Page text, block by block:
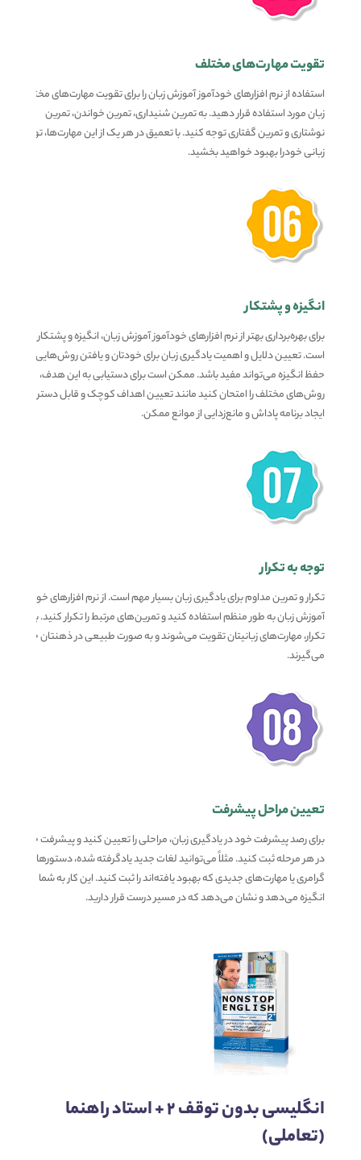
تقویت مهارت‌های مختلف
استفاده از نرم افزارهای خودآموز آموزش زبان را برای تقویت مهارت‌های مختلف
زبان مورد استفاده قرار دهید. به تمرین شنیداری، تمرین خواندن، تمرین
نوشتاری و تمرین گفتاری توجه کنید. با تعمیق در هر یک از این مهارت‌ها، توانایی
زبانی خودرا بهبود خواهید بخشید.
انگیزه و پشتکار
برای بهره‌برداری بهتر از نرم افزارهای خودآموز آموزش زبان، انگیزه و پشتکار لازم
است. تعیین دلایل و اهمیت یادگیری زبان برای خودتان و یافتن روش‌هایی برای
حفظ انگیزه می‌تواند مفید باشد. ممکن است برای دستیابی به این هدف،
روش‌های مختلف را امتحان کنید مانند تعیین اهداف کوچک و قابل دسترس،
ایجاد برنامه پاداش و مانع‌زدایی از موانع ممکن.
توجه به تکرار
تکرار و تمرین مداوم برای یادگیری زبان بسیار مهم است. از نرم افزارهای خودآموز
آموزش زبان به طور منظم استفاده کنید و تمرین‌های مرتبط را تکرار کنید. با
تکرار، مهارت‌های زبانیتان تقویت می‌شوند و به صورت طبیعی در ذهنتان جا
می‌گیرند.
تعیین مراحل پیشرفت
برای رصد پیشرفت خود در یادگیری زبان، مراحلی را تعیین کنید و پیشرفت خود را
در هر مرحله ثبت کنید. مثلاً می‌توانید لغات جدید یادگرفته شده، دستورهای
گرامری یا مهارت‌های جدیدی که بهبود یافته‌اند را ثبت کنید. این کار به شما
انگیزه می‌دهد و نشان می‌دهد که در مسیر درست قرار دارید.
انگلیسی بدون توقف 2 + استاد راهنما
(تعاملی)